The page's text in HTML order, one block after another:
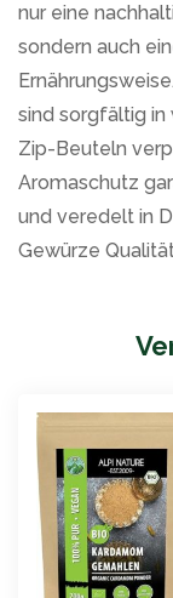
nur eine
sondern auch
sind sorgfältig
Zip-Beuteln
Aromaschutz
und veredelt in
Gewürze